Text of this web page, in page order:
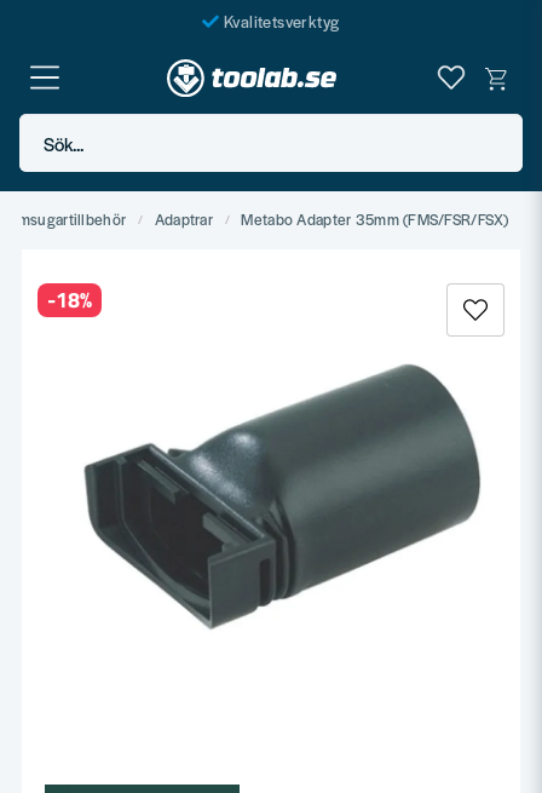
Kvalitetsverktyg
Fraktfritt över 999 SEK*
En järnhandel för alla
Sök...
Adaptrar Metabo Adapter 35mm (FMS/FSR/FSX)
-18%